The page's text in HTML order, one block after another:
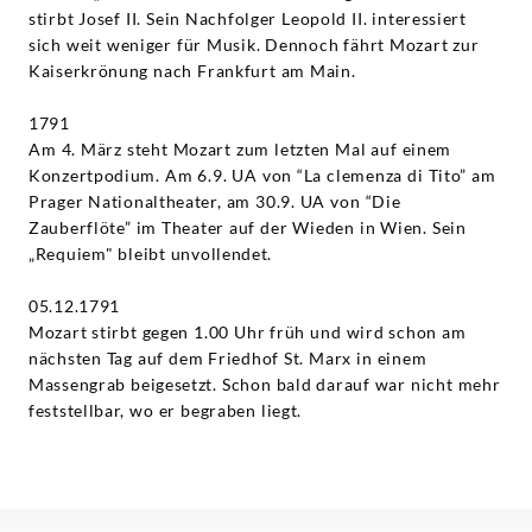
stirbt Josef II. Sein Nachfolger Leopold II. interessiert
sich weit weniger für Musik. Dennoch fährt Mozart zur
Kaiserkrönung nach Frankfurt am Main.
1791
Am 4. März steht Mozart zum letzten Mal auf einem
Konzertpodium. Am 6.9. UA von “La clemenza di Tito” am
Prager Nationaltheater, am 30.9. UA von “Die
Zauberflöte” im Theater auf der Wieden in Wien. Sein
„Requiem" bleibt unvollendet.
05.12.1791
Mozart stirbt gegen 1.00 Uhr früh und wird schon am
nächsten Tag auf dem Friedhof St. Marx in einem
Massengrab beigesetzt. Schon bald darauf war nicht mehr
feststellbar, wo er begraben liegt.